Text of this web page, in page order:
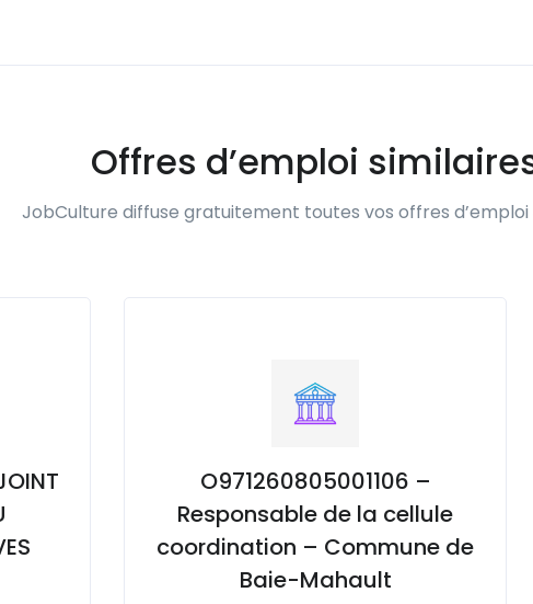
Offres d’emploi
JobCulture diffuse gratuitement toutes vos offres d’emploi
O971260805001106 –
Responsable de la cellule
coordination – Commune de
Baie-Mahault